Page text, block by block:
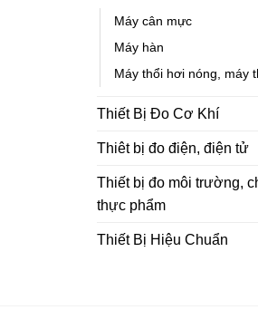
Máy cân mực
Máy hàn
Máy thổi hơi nóng, máy
Thiết Bị Đo Cơ Khí
Thiêt bị đo điện, điện tử
Thiết bị đo môi trường,
thực phẩm
Thiết Bị Hiệu Chuẩn